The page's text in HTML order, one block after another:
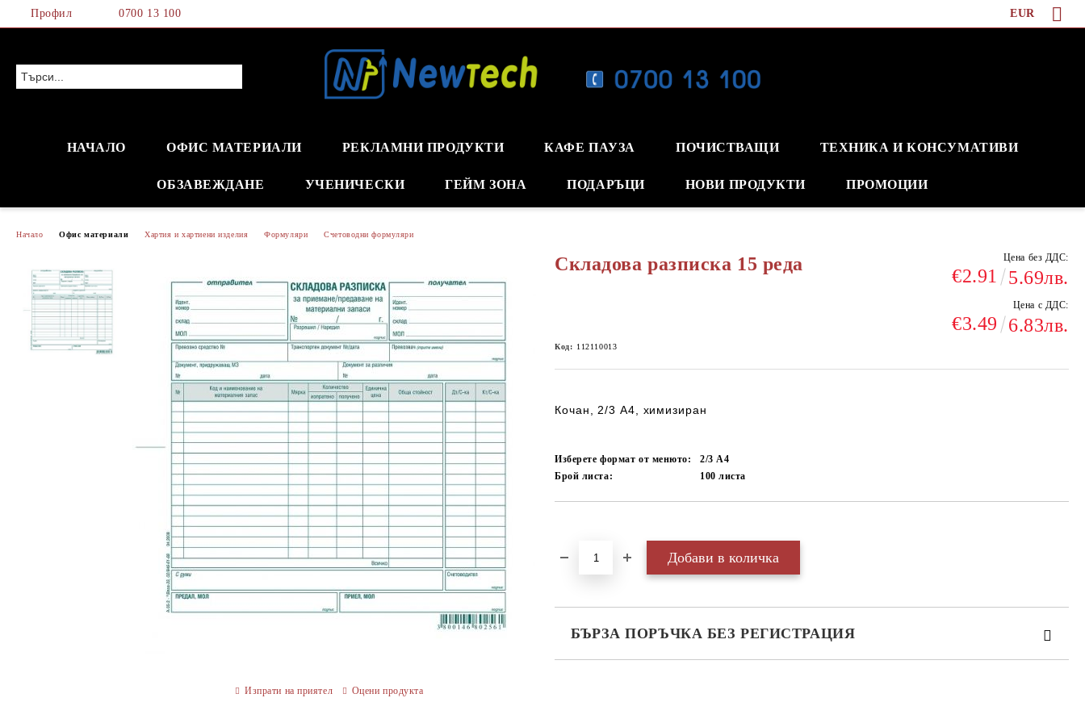
Профил 0700 13 100 EUR
НАЧАЛО ОФИС МАТЕРИАЛИ РЕКЛАМНИ ПРОДУКТИ КАФЕ ПАУЗА ПОЧИСТВАЩИ ТЕХНИКА И КОНСУМАТИВИ
ОБЗАВЕЖДАНЕ УЧЕНИЧЕСКИ ГЕЙМ ЗОНА ПОДАРЪЦИ НОВИ ПРОДУКТИ ПРОМОЦИИ
Начало Офис материали Хартия и хартиени изделия Формуляри Счетоводни формуляри
Складова разписка 15 реда Цена без ДДС:
€2.91 5.69лв.
Цена с ДДС:
€3.49 6.83лв.
Код: 112110013
Кочан, 2/3 А4, химизиран
Изберете формат от менюто:
2/3 А4
Брой листа:
100листа
БЪРЗА ПОРЪЧКА БЕЗ РЕГИСТРАЦИЯ
Изпрати на приятел Оцени продукта